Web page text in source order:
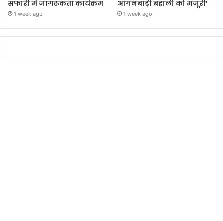
सफारी में जागरूकता कार्यक्रम
1 week ago
आंगनबाड़ी बहाली को मंजूरी’
1 week ago